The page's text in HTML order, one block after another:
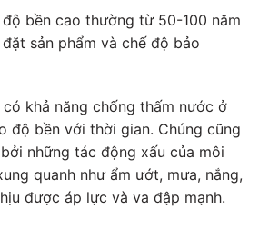
bền cao thường từ 50-100 năm
sản phẩm và chế độ bảo
khả năng chống thấm nước ở
độ bền với thời gian. Chúng cũng
những tác động xấu của môi
quanh như ẩm ướt, mưa, nắng,
được áp lực và va đập mạnh.